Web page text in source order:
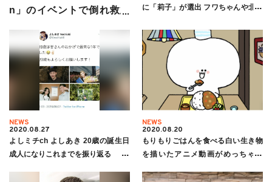
n」のイベントで倒れ救急
に「莉子」が選出 フワちゃんや北村
NEWS
2020.08.27
よしミチch よしあき 20歳の誕生日
成人になりこれまでを振り返る
NEWS
2020.08.20
もりもりごはんを食べる白い生き物
を描いたアニメ動画がめっちゃ癒